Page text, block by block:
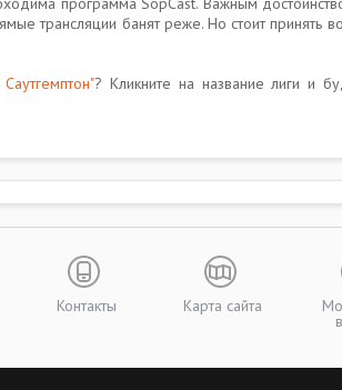
трансляции банят реже. Но стоит принять
? Кликните на название лиги и
Контакты Карта сайта